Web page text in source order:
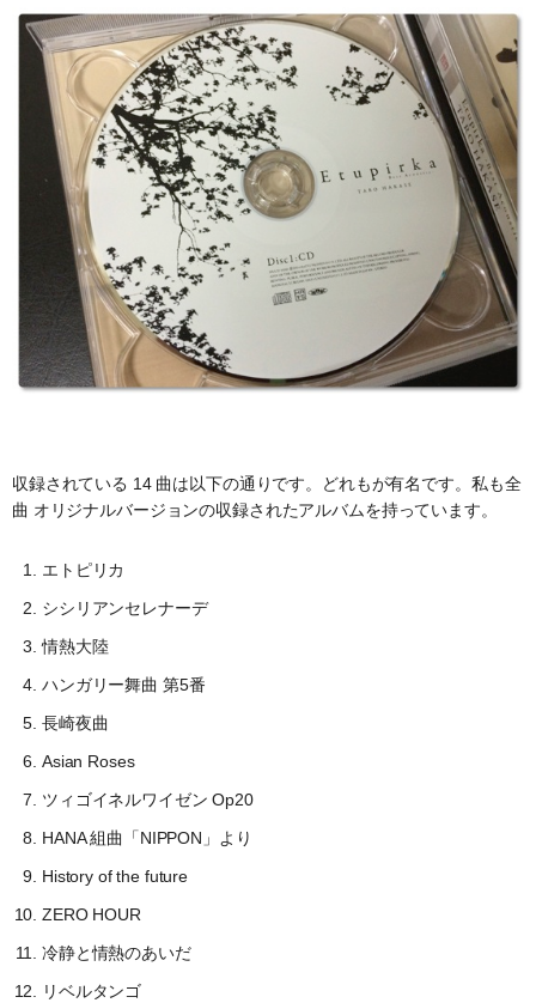
収録されている 14 曲は以下の通りです。どれもが有名です。私も全
曲 オリジナルバージョンの収録されたアルバムを持っています。
エトピリカ
シシリアンセレナーデ
情熱大陸
ハンガリー舞曲 第5番
長崎夜曲
Asian Roses
ツィゴイネルワイゼン Op20
HANA 組曲「NIPPON」より
History of the future
ZERO HOUR
冷静と情熱のあいだ
リベルタンゴ